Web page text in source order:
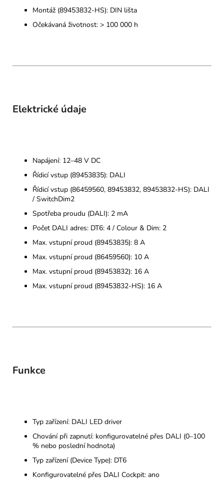
Montáž (89453832-HS): DIN lišta
Očekávaná životnost: > 100 000 h
Elektrické údaje
Napájení: 12–48 V DC
Řídicí vstup (89453835): DALI
Řídicí vstup (86459560, 89453832, 89453832-HS): DALI
/ SwitchDim2
Spotřeba proudu (DALI): 2 mA
Počet DALI adres: DT6: 4 / Colour & Dim: 2
Max. vstupní proud (89453835): 8 A
Max. vstupní proud (86459560): 10 A
Max. vstupní proud (89453832): 16 A
Max. vstupní proud (89453832-HS): 16 A
Funkce
Typ zařízení: DALI LED driver
Chování při zapnutí: konfigurovatelné přes DALI (0–100
% nebo poslední hodnota)
Typ zařízení (Device Type): DT6
Konfigurovatelné přes DALI Cockpit: ano